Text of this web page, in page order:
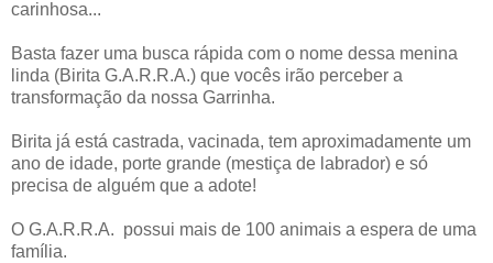
carinhosa...
Basta fazer uma busca rápida com o nome dessa menina
linda (Birita G.A.R.R.A.) que vocês irão perceber a
transformação da nossa Garrinha.
Birita já está castrada, vacinada, tem aproximadamente um
ano de idade, porte grande (mestiça de labrador) e só
precisa de alguém que a adote!
O G.A.R.R.A. possui mais de 100 animais a espera de uma
família.